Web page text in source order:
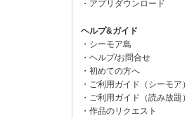
アプリダウンロード
ヘルプ&ガイド
シーモア島
ヘルプ/お問合せ
初めての方へ
ご利用ガイド（シーモア）
ご利用ガイド（読み放題）
作品のリクエスト